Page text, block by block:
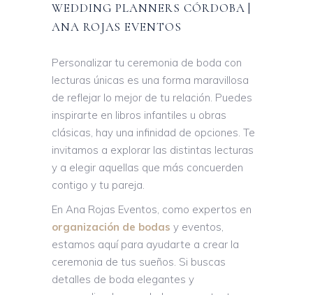
WEDDING PLANNERS CÓRDOBA |
ANA ROJAS EVENTOS
Personalizar tu ceremonia de boda con
lecturas únicas es una forma maravillosa
de reflejar lo mejor de tu relación. Puedes
inspirarte en libros infantiles u obras
clásicas, hay una infinidad de opciones. Te
invitamos a explorar las distintas lecturas
y a elegir aquellas que más concuerden
contigo y tu pareja.
En Ana Rojas Eventos, como expertos en
organización de bodas y eventos,
estamos aquí para ayudarte a crear la
ceremonia de tus sueños. Si buscas
detalles de boda elegantes y